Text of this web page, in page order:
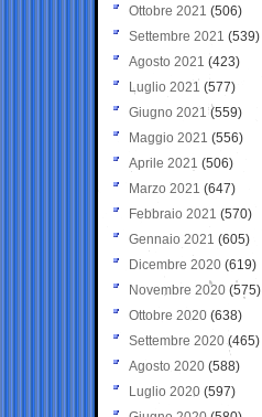
Ottobre 2021 (506)
Settembre 2021 (539)
Agosto 2021 (423)
Luglio 2021 (577)
Giugno 2021(559)
Maggio 2021 (556)
Aprile 2021 (506)
Marzo 2021 (647)
Febbraio 2021 (570)
Gennaio 2021 (605)
Dicembre 2020 (619)
Novembre 2020 (575)
Ottobre 2020 (638)
Settembre 2020(465)
Agosto 2020 (588)
Luglio 2020 (597)